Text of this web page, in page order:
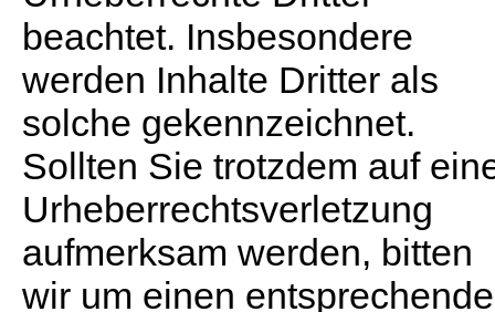
beachtet. Insbesondere
werden Inhalte Dritter als
solche gekennzeichnet.
Sollten Sie trotzdem auf
Urheberrechtsverletzung
aufmerksam werden, bitten
wir um einen